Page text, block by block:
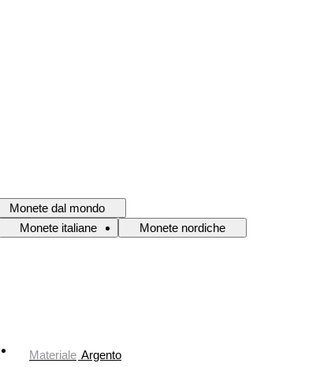
Monete dal mondo
Monete italiane
Monete nordiche
Materiale Argento